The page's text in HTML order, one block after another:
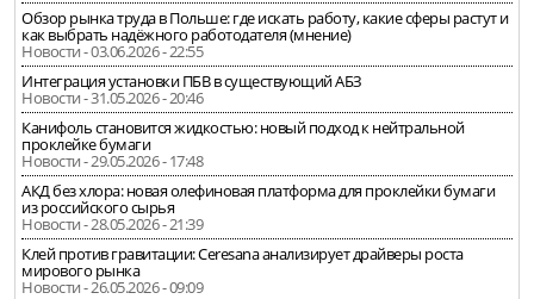
Обзор рынка труда в Польше: где искать работу, какие сферы растут и
как выбрать надёжного работодателя (мнение)
Новости - 03.06.2026 - 22:55
Интеграция установки ПБВ в существующий АБЗ
Новости - 31.05.2026 - 20:46
Канифоль становится жидкостью: новый подход к нейтральной
проклейке бумаги
Новости - 29.05.2026 - 17:48
АКД без хлора: новая олефиновая платформа для проклейки бумаги
из российского сырья
Новости - 28.05.2026 - 21:39
Клей против гравитации: Ceresana анализирует драйверы роста
мирового рынка
Новости - 26.05.2026 - 09:09